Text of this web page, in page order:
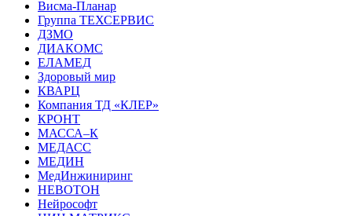
Висма-Планар
Группа ТЕХСЕРВИС
ДЗМО
ДИАКОМС
ЕЛАМЕД
Здоровый мир
КВАРЦ
Компания ТД «КЛЕР»
КРОНТ
МАССА–К
МЕДАСС
МЕДИН
МедИнжиниринг
НЕВОТОН
Нейрософт